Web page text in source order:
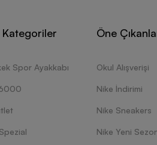
Spor Ayakkabı
Öne
Okul Alışverişi
Nike İndirimi
Nike Sneakers
Nike Yeni